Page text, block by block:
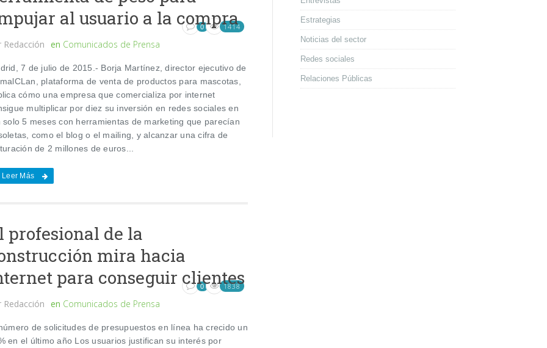
al usuario a la compra
Redacción en Comunicados de Prensa
0 1414
7 de julio de 2015.- Borja Martínez, director ejecutivo de
plataforma de venta de productos para mascotas,
cómo una empresa que comercializa por internet
multiplicar por diez su inversión en redes sociales en
solo 5 meses con herramientas de marketing que parecían
como el blog o el mailing, y alcanzar una cifra de
de 2 millones de euros...
Leer Más
profesional de la
mira hacia
para conseguir clientes
Redacción en Comunicados de Prensa
0 1838
de solicitudes de presupuestos en línea ha crecido un
en el último año Los usuarios justifican su interés por
Estrategias
Noticias del sector
Redes sociales
Relaciones Públicas